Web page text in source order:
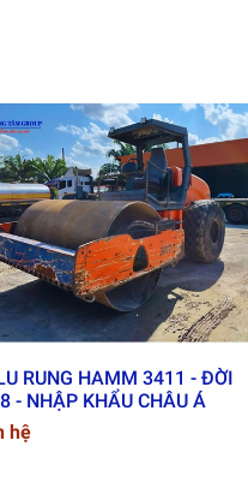
chịu lực tốt, tải trọng cho
RUNG HAMM 3411 - ĐỜI
- NHẬP KHẨU CHÂU Á
hệ